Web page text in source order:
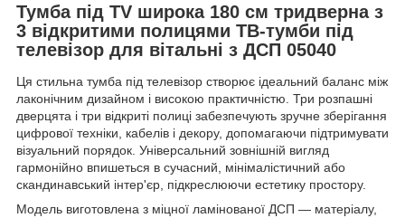
Тумба під TV широка 180 см тридверна з
3 відкритими полицями ТВ-тумби під
телевізор для вітальні з ДСП 05040
Ця стильна тумба під телевізор створює ідеальний баланс між
лаконічним дизайном і високою практичністю. Три розпашні
дверцята і три відкриті полиці забезпечують зручне зберігання
цифрової техніки, кабелів і декору, допомагаючи підтримувати
візуальний порядок. Універсальний зовнішній вигляд
гармонійно впишеться в сучасний, мінімалістичний або
скандинавський інтер'єр, підкреслюючи естетику простору.
Модель виготовлена з міцної ламінованої ДСП — матеріалу,